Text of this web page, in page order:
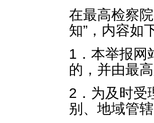
在最高检察
知”，内容如
1．本举报网
的，并由最
2．为及时受
别、地域管